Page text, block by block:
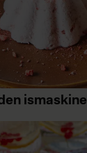
ismaskine